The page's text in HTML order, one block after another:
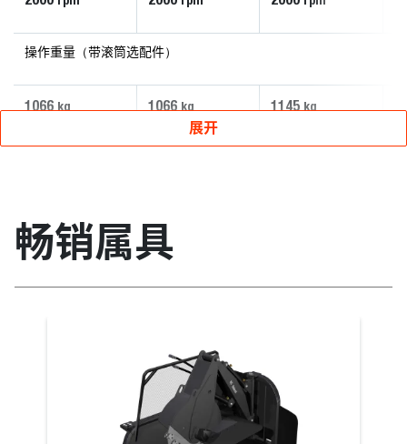
操作重量（带滚筒选配件）
1066 kg 1066 kg 1145 kg
展开
畅销属具